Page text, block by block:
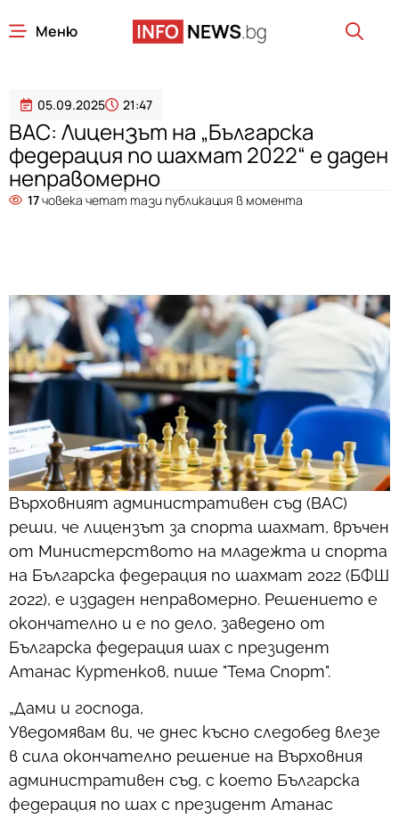
Меню
05.09.2025 21:47
ВАС: Лицензът на „Българска
федерация по шахмат 2022“ е даден
неправомерно
17човека четат тази публикация в момента
Върховният административен съд (ВАС)
реши, че лицензът за спорта шахмат, връчен
от Министерството на младежта и спорта
на Българска федерация по шахмат 2022 (БФШ
2022), е издаден неправомерно. Решението е
окончателно и е по дело, заведено от
Българска федерация шах с президент
Атанас Куртенков, пише "Тема Спорт".
„Дами и господа,
Уведомявам ви, че днес късно следобед влезе
в сила окончателно решение на Върховния
административен съд, с което Българска
федерация по шах с президент Атанас